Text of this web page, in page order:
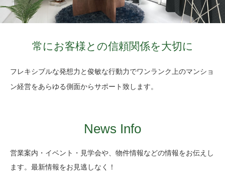
常にお客様との信頼関係を大切に
フレキシブルな発想力と俊敏な行動力でワンランク上のマンショ
ン経営をあらゆる側面からサポート致します。
News Info
営業案内・イベント・見学会や、物件情報などの情報をお伝えし
ます。最新情報をお見逃しなく！